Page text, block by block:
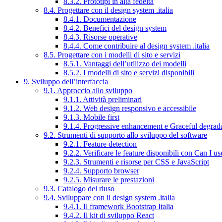
8.4. Progettare con il design system .italia
8.4.1. Documentazione
8.4.2. Benefici del design system
8.4.3. Risorse operative
8.4.4. Come contribuire al design system .italia
8.5. Progettare con i modelli di sito e servizi
8.5.1. Vantaggi dell’utilizzo dei modelli
8.5.2. I modelli di sito e servizi disponibili
9. Sviluppo dell’interfaccia
9.1. Approccio allo sviluppo
9.1.1. Attività preliminari
9.1.2. Web design responsivo e accessibile
9.1.3. Mobile first
9.1.4. Progressive enhancement e Graceful
9.2. Strumenti di supporto allo sviluppo del software
9.2.1. Feature detection
9.2.2. Verificare le feature disponibili con Can I
9.2.3. Strumenti e risorse per CSS e JavaScript
9.2.4. Supporto browser
9.2.5. Misurare le prestazioni
9.3. Catalogo del riuso
9.4. Sviluppare con il design system .italia
9.4.1. Il framework Bootstrap Italia
9.4.2. Il kit di sviluppo React